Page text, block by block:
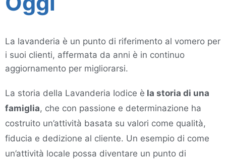
La lavanderia è un punto di riferimento al vomero per
i suoi clienti, affermata da anni è in continuo
aggiornamento per migliorarsi.
La storia della Lavanderia Iodice è la storia di una
famiglia, che con passione e determinazione ha
costruito un’attività basata su valori come qualità,
fiducia e dedizione al cliente. Un esempio di come
un’attività locale possa diventare un punto di